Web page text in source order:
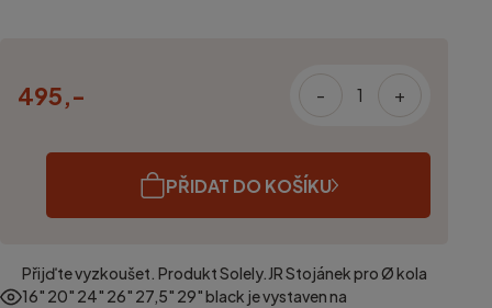
495,- - +
PŘIDAT DO KOŠÍKU
Přijďte vyzkoušet. ProduktSolely.JR Stojánek pro Ø kola
16" 20" 24" 26" 27,5" 29" black je vystaven na